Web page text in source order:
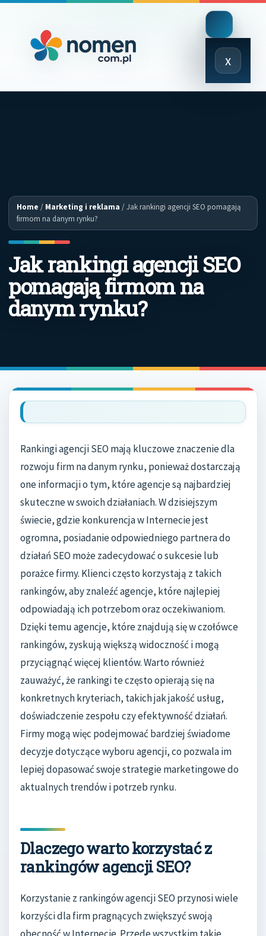
x
Close
Menu
Home / Marketing i reklama /Jak rankingi agencji SEO pomagają
firmom na danym rynku?
Jak rankingi agencji SEO
pomagają firmom na
danym rynku?
Rankingi agencji SEO mają kluczowe znaczenie dla
rozwoju firm na danym rynku, ponieważ dostarczają
one informacji o tym, które agencje są najbardziej
skuteczne w swoich działaniach. W dzisiejszym
świecie, gdzie konkurencja w Internecie jest
ogromna, posiadanie odpowiedniego partnera do
działań SEO może zadecydować o sukcesie lub
porażce firmy. Klienci często korzystają z takich
rankingów, aby znaleźć agencje, które najlepiej
odpowiadają ich potrzebom oraz oczekiwaniom.
Dzięki temu agencje, które znajdują się w czołówce
rankingów, zyskują większą widoczność i mogą
przyciągnąć więcej klientów. Warto również
zauważyć, że rankingi te często opierają się na
konkretnych kryteriach, takich jak jakość usług,
doświadczenie zespołu czy efektywność działań.
Firmy mogą więc podejmować bardziej świadome
decyzje dotyczące wyboru agencji, co pozwala im
lepiej dopasować swoje strategie marketingowe do
aktualnych trendów i potrzeb rynku.
Dlaczego warto korzystać z
rankingów agencji SEO?
Korzystanie z rankingów agencji SEO przynosi wiele
korzyści dla firm pragnących zwiększyć swoją